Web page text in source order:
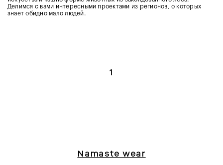
Делимся с вами интересными проектами из регионов, о которых
знает обидно мало людей.
1
Namaste wear